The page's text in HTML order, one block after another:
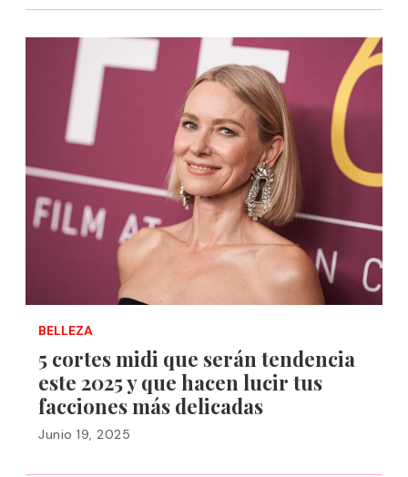
BELLEZA
5 cortes midi que serán tendencia
este 2025 y que hacen lucir tus
facciones más delicadas
Junio 19, 2025